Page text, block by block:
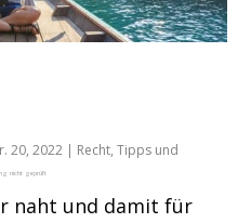
20, 2022 | Recht,Tipps und
naht und damit für